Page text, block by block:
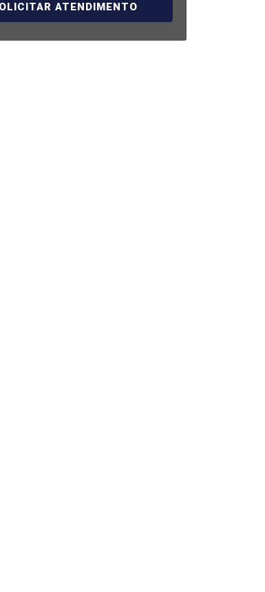
ATENDIMENTO